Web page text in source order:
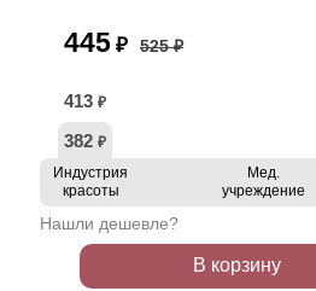
445 ₽ 525 ₽
413 ₽
382 ₽
Индустрия
красоты
Мед.
учреждение
Нашли дешевле?
В корзину